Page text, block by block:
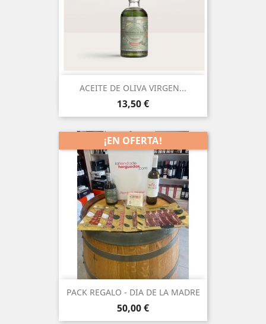
ACEITE DE OLIVA VIRGEN...
Precio
13,50 €
PACK REGALO - DIA DE LA MADRE
Precio
50,00 €
¡EN OFERTA!